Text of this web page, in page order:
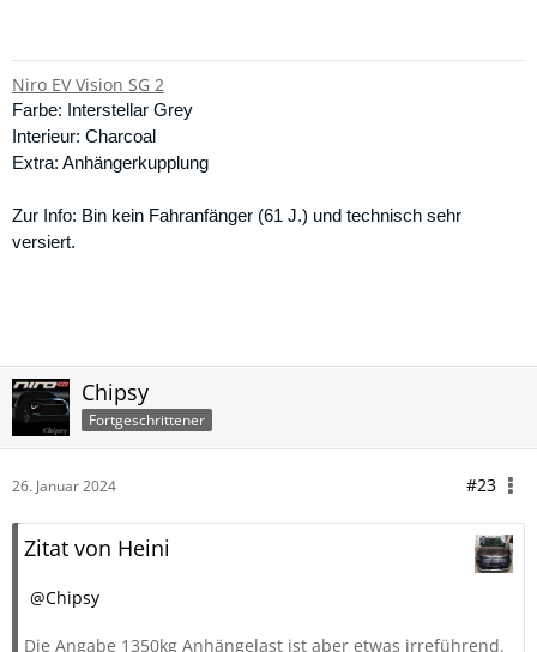
Niro EV Vision SG 2
Farbe: Interstellar Grey
Interieur: Charcoal
Extra: Anhängerkupplung
Zur Info: Bin kein Fahranfänger (61 J.) und technisch sehr
versiert.
Chipsy
Fortgeschrittener
26. Januar 2024 #23
Zitat von Heini
Chipsy
Die Angabe 1350kg Anhängelast ist aber etwas irreführend.